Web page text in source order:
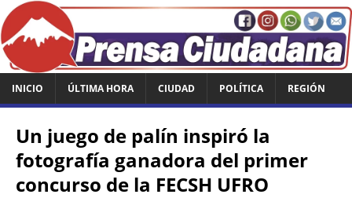
INICIO ÚLTIMA HORA CIUDAD POLÍTICA REGIÓN
Un juego de palín inspiró la
fotografía ganadora del primer
concurso de la FECSH UFRO